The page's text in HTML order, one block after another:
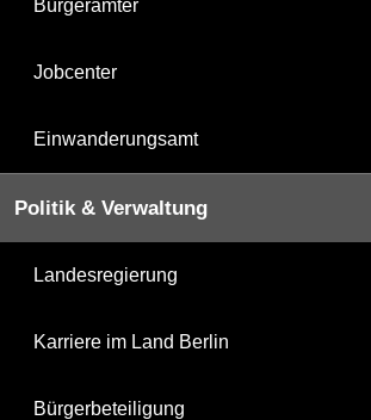
Bürgerämter
Jobcenter
Einwanderungsamt
Politik & Verwaltung
Landesregierung
Karriere im Land Berlin
Bürgerbeteiligung